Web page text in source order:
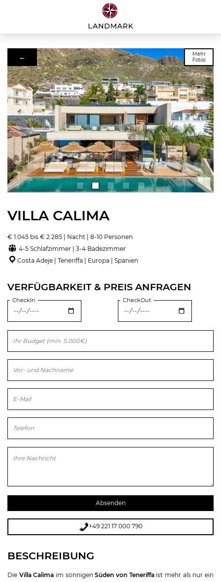
←
Mehr
Fotos
VILLA CALIMA
€ 1.045 bis € 2.285 | Nacht | 8-10 Personen
4-5 Schlafzimmer | 3-4 Badezimmer
Costa Adeje | Teneriffa | Europa | Spanien
VERFÜGBARKEIT & PREIS ANFRAGEN
CheckIn CheckOut
+49 221 17 000 790
BESCHREIBUNG
Die Villa Calima im sonnigenSüden von Teneriffaist mehr als nur ein